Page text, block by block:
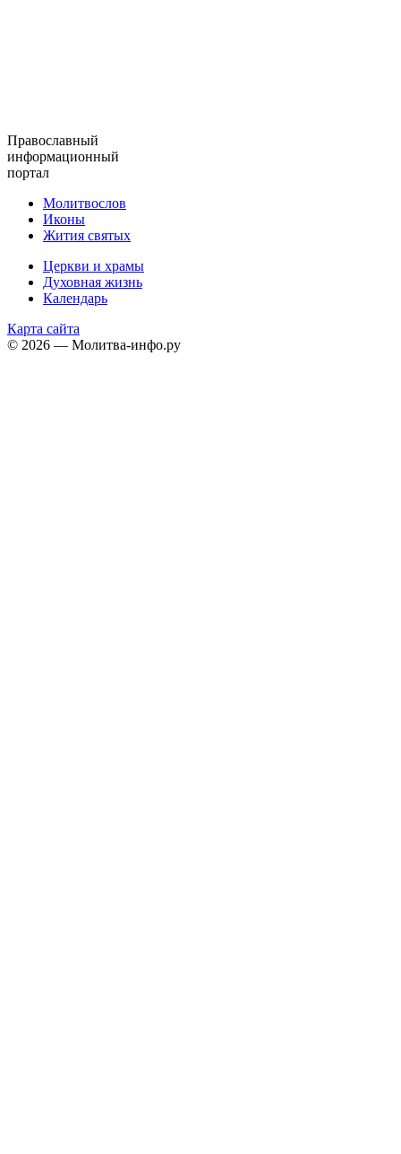
Православный
информационный
портал
Молитвослов
Иконы
Жития святых
Церкви и храмы
Духовная жизнь
Календарь
Карта сайта
© 2026 — Молитва-инфо.ру